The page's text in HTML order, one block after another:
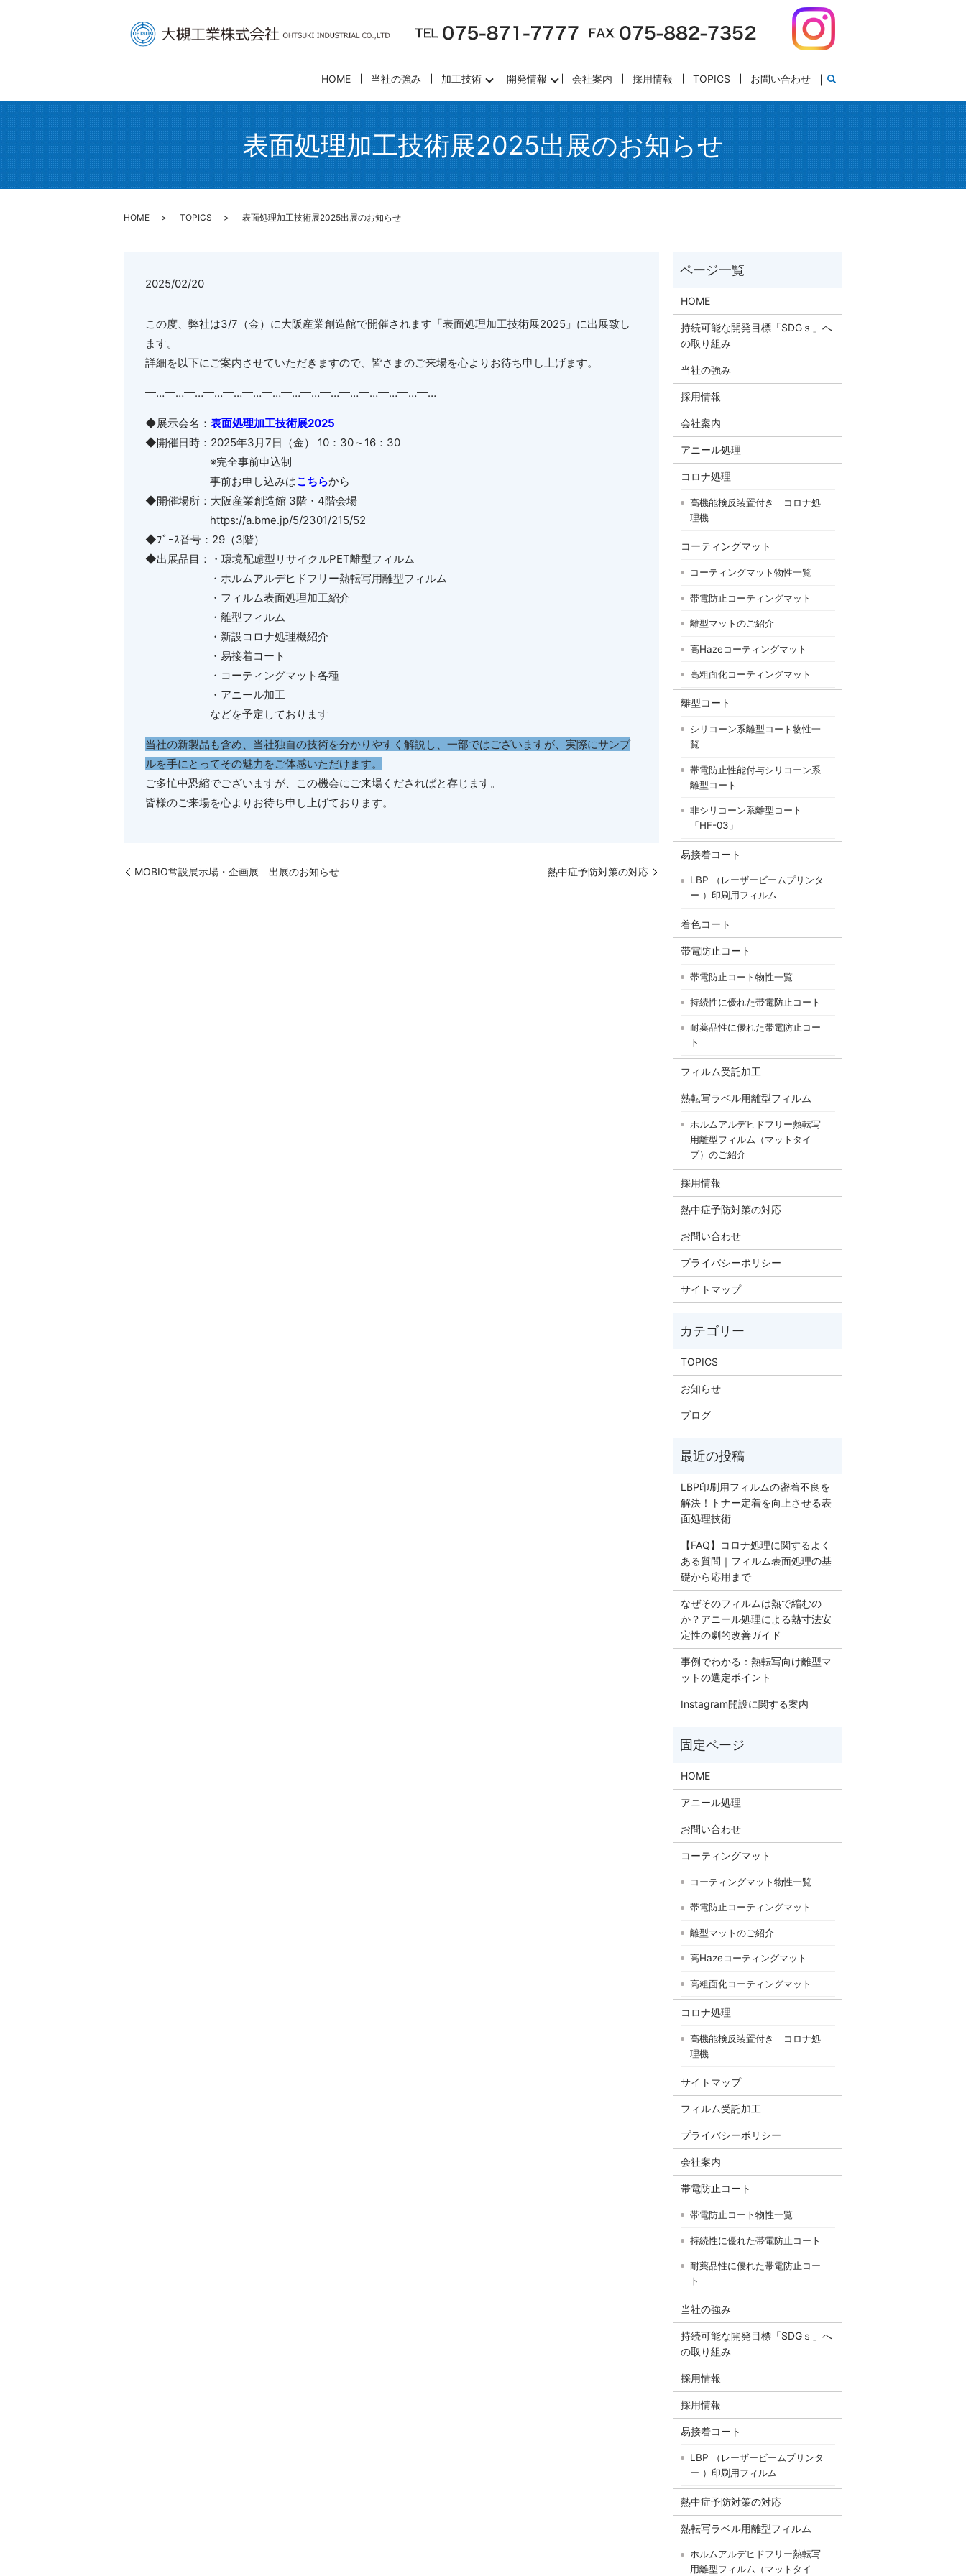
HOME 当社の強み 加工技術 開発情報 会社案内 採用情報 TOPICS お問い合わせ
表面処理加工技術展2025出展のお知らせ
HOME TOPICS 表面処理加工技術展2025出展のお知らせ
2025/02/20
この度、弊社は3/7（金）に大阪産業創造館で開催されます「表面処理加工技術展2025」に出展致し
ます。
詳細を以下にご案内させていただきますので、皆さまのご来場を心よりお待ち申し上げます。
━…━…━…━…━…━…━…━…━…━…━…━…━…━…━…
◆展示会名： 表面処理加工技術展2025
◆開催日時： 2025年3 月7日（金） 10： 30～ 16： 30
※完全事前申込制
事前お申し込みはこちらから
◆開催場所：大阪産業創造館3階・ 4階会場
https://a.bme.jp/5/2301/215/52
◆ﾌﾞｰｽ番号：29（3階）
◆出展品目：・環境配慮型リサイクルPET離型フィルム
・ホルムアルデヒドフリー熱転写用離型フィルム
・フィルム表面処理加工紹介
・離型フィルム
・新設コロナ処理機紹介
・易接着コート
・コーティングマット各種
・アニール加工
などを予定しております
当社の新製品も含め、当社独自の技術を分かりやすく解説し、一部ではございますが、実際にサンプ
ルを手にとってその魅力をご体感いただけます。
ご多忙中恐縮でございますが、この機会にご来場くださればと存じます。
皆様のご来場を心よりお待ち申し上げております。
MOBIO常設展示場・企画展 出展のお知らせ 熱中症予防対策の対応
HOME
持続可能な開発目標「SDGｓ」へ
の取り組み
当社の強み
採用情報
会社案内
アニール処理
コロナ処理
高機能検反装置付き コロナ処
理機
コーティングマット
コーティングマット物性一覧
帯電防止コーティングマット
離型マットのご紹介
高Hazeコーティングマット
高粗面化コーティングマット
離型コート
シリコーン系離型コート物性一
覧
帯電防止性能付与シリコーン系
離型コート
非シリコーン系離型コート
「HF-03」
易接着コート
LBP （レーザービームプリンタ
ー ）印刷用フィルム
着色コート
帯電防止コート
帯電防止コート物性一覧
持続性に優れた帯電防止コート
耐薬品性に優れた帯電防止コー
ト
フィルム受託加工
熱転写ラベル用離型フィルム
ホルムアルデヒドフリー熱転写
用離型フィルム（マットタイ
プ）のご紹介
採用情報
熱中症予防対策の対応
お問い合わせ
プライバシーポリシー
サイトマップ
TOPICS
お知らせ
ブログ
LBP印刷用フィルムの密着不良を
解決！トナー定着を向上させる表
面処理技術
【FAQ】コロナ処理に関するよく
ある質問｜フィルム表面処理の基
礎から応用まで
なぜそのフィルムは熱で縮むの
か？アニール処理による熱寸法安
定性の劇的改善ガイド
事例でわかる：熱転写向け離型マ
ットの選定ポイント
Instagram開設に関する案内
HOME
アニール処理
お問い合わせ
コーティングマット
コーティングマット物性一覧
帯電防止コーティングマット
離型マットのご紹介
高Hazeコーティングマット
高粗面化コーティングマット
コロナ処理
高機能検反装置付き コロナ処
理機
サイトマップ
フィルム受託加工
プライバシーポリシー
会社案内
帯電防止コート
帯電防止コート物性一覧
持続性に優れた帯電防止コート
耐薬品性に優れた帯電防止コー
ト
当社の強み
持続可能な開発目標「SDGｓ」へ
の取り組み
採用情報
採用情報
易接着コート
LBP （レーザービームプリンタ
ー ）印刷用フィルム
熱中症予防対策の対応
熱転写ラベル用離型フィルム
ホルムアルデヒドフリー熱転写
用離型フィルム（マットタイ